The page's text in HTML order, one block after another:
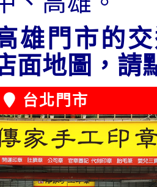
雄門市的
面地圖，請
台北門市